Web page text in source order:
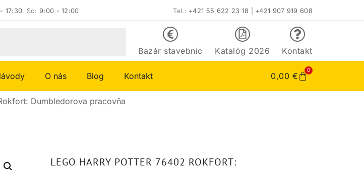
17:30, So:9:00 - 12:00 Tel.: +421 55 622 23 18 +421 907 919 608
Bazár stavebníc Katalóg 2026 Kontakt
O nás Blog Kontakt 0,00 €
0
Dumbledorova pracovňa
LEGO HARRY POTTER 76402 ROKFORT: